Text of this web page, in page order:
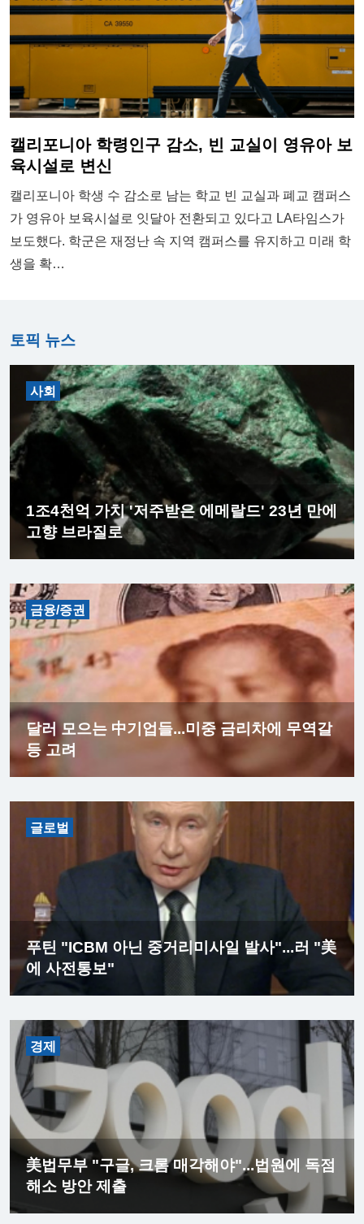
캘리포니아 학령인구 감소, 빈 교실이 영유아 보
육시설로 변신
캘리포니아 학생 수 감소로 남는 학교 빈 교실과 폐교 캠퍼스
가 영유아 보육시설로 잇달아 전환되고 있다고 LA타임스가
보도했다. 학군은 재정난 속 지역 캠퍼스를 유지하고 미래 학
생을 확…
토픽 뉴스
사회
1조4천억 가치 '저주받은 에메랄드' 23년 만에
고향 브라질로
금융/증권
달러 모으는 中기업들...미중 금리차에 무역갈
등 고려
글로벌
푸틴 "ICBM 아닌 중거리미사일 발사"...러 "美
에 사전통보"
경제
美법무부 "구글, 크롬 매각해야"...법원에 독점
해소 방안 제출